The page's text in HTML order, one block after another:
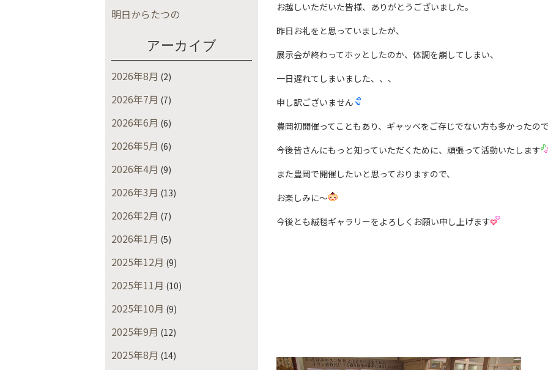
明日からたつの
アーカイブ
2026年8月 (2)
2026年7月 (7)
2026年6月 (6)
2026年5月 (6)
2026年4月 (9)
2026年3月 (13)
2026年2月 (7)
2026年1月 (5)
2025年12月 (9)
2025年11月 (10)
2025年10月 (9)
2025年9月 (12)
2025年8月 (14)
お越しいただいた皆様、ありがとうございました。
昨日お礼をと思っていましたが、
展示会が終わってホッとしたのか、体調を崩してしまい、
一日遅れてしまいました、、、
申し訳ございません
豊岡初開催ってこともあり、ギャッベをご存じでない方も多かったので
今後皆さんにもっと知っていただくために、頑張って活動いたします
また豊岡で開催したいと思っておりますので、
お楽しみに〜
今後とも絨毯ギャラリーをよろしくお願い申し上げます